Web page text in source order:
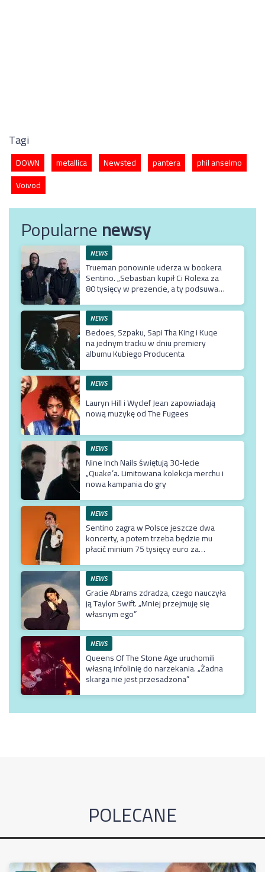
Tagi
DOWN metallica Newsted pantera
phil anselmo
Voivod
Popularnenewsy
NEWS
Trueman ponownie uderza w bookera
Sentino. „Sebastian kupił Ci Rolexa za
80 tysięcy w prezencie, a ty podsuwasz
NEWS
Bedoes, Szpaku, Sapi Tha King i Kuqe
na jednym tracku w dniu premiery
albumu Kubiego Producenta
NEWS
Lauryn Hill i Wyclef Jean zapowiadają
nową muzykę od The Fugees
NEWS
Nine Inch Nails świętują 30-lecie
„Quake’a. Limitowana kolekcja merchu i
nowa kampania do gry
NEWS
Sentino zagra w Polsce jeszcze dwa
koncerty, a potem trzeba będzie mu
płacić minium 75 tysięcy euro za
NEWS
Gracie Abrams zdradza, czego nauczyła
ją Taylor Swift. „Mniej przejmuję się
własnym ego”
NEWS
Queens Of The Stone Age uruchomili
własną infolinię do narzekania. „Żadna
skarga nie jest przesadzona”
POLECANE